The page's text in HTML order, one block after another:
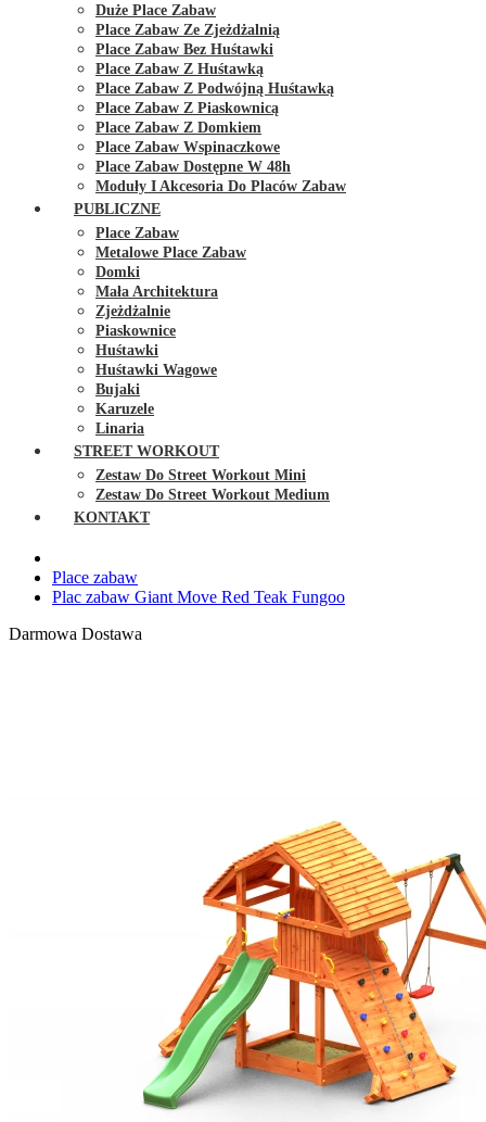
Duże Place Zabaw
Place Zabaw Ze Zjeżdżalnią
Place Zabaw Bez Huśtawki
Place Zabaw Z Huśtawką
Place Zabaw Z Podwójną Huśtawką
Place Zabaw Z Piaskownicą
Place Zabaw Z Domkiem
Place Zabaw Wspinaczkowe
Place Zabaw Dostępne W 48h
Moduły I Akcesoria Do Placów Zabaw
PUBLICZNE
Place Zabaw
Metalowe Place Zabaw
Domki
Mała Architektura
Zjeżdżalnie
Piaskownice
Huśtawki
Huśtawki Wagowe
Bujaki
Karuzele
Linaria
STREET WORKOUT
Zestaw Do Street Workout Mini
Zestaw Do Street Workout Medium
KONTAKT
Place zabaw
Plac zabaw Giant Move Red Teak Fungoo
Darmowa Dostawa